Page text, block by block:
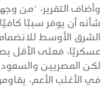
وأضاف التقرير، "من
شأنه أن يوفر سببًا
الشرق الأوسط
عسكريًا، فعلى الأقل
لكن المصريين
في الأغلب الأعم،